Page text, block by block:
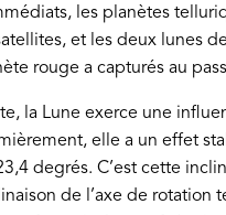
les planètes
et les deux lunes
rouge a capturés au
la Lune exerce une
elle a un effet
degrés. C’est cette
de l’axe de rotation